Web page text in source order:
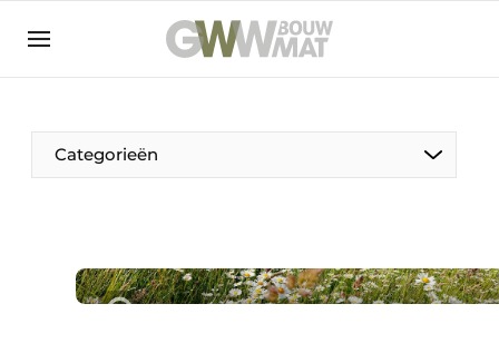
NL EN
Categorieën
De Pen